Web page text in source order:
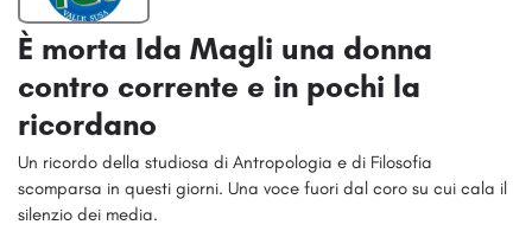
È morta Ida Magli una donna
contro corrente e in pochi la
ricordano
Un ricordo della studiosa di Antropologia e di Filosofia
scomparsa in questi giorni. Una voce fuori dal coro su cui cala il
silenzio dei media.